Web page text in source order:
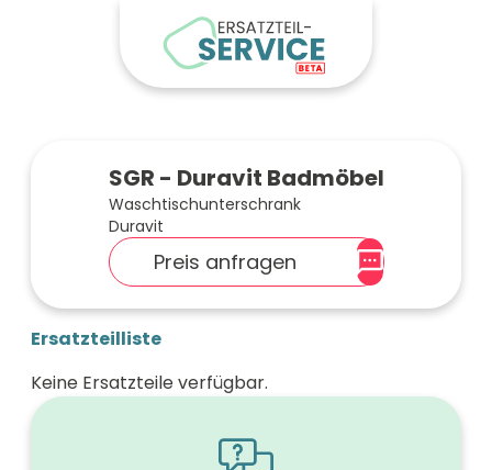
SGR - Duravit Badmöbel
Waschtischunterschrank
Duravit
Preis anfragen
Ersatzteilliste
Keine Ersatzteile verfügbar.